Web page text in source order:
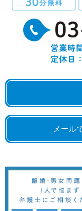
メール